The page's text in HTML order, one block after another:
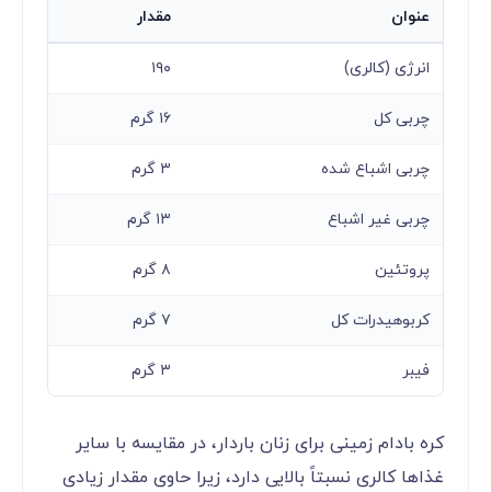
عنوان مقدار
انرژی (کالری) ۱۹۰
چربی کل ۱۶ گرم
چربی اشباع شده ۳ گرم
چربی غیر اشباع ۱۳ گرم
پروتئین ۸ گرم
کربوهیدرات کل ۷ گرم
فیبر ۳ گرم
کره بادام زمینی برای زنان باردار، در مقایسه با سایر
غذاها کالری نسبتاً بالایی دارد، زیرا حاوی مقدار زیادی